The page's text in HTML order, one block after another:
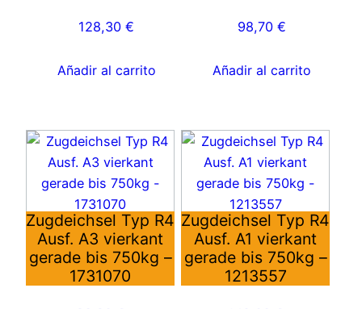
128,30€
Añadir al carrito
98,70 €
Añadir al carrito
Zugdeichsel Typ R4
Ausf. A3 vierkant
gerade bis 750kg –
1731070
Zugdeichsel Typ R4
Ausf. A1 vierkant
gerade bis 750kg –
1213557